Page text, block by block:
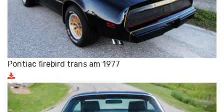
Pontiac firebird trans am 1977